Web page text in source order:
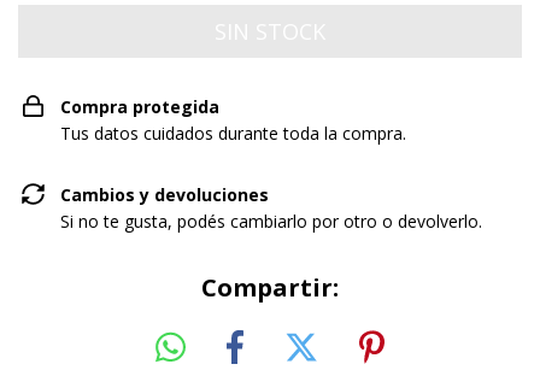
Compra protegida
Tus datos cuidados durante toda la compra.
Cambios y devoluciones
Si no te gusta, podés cambiarlo por otro o devolverlo.
Compartir: